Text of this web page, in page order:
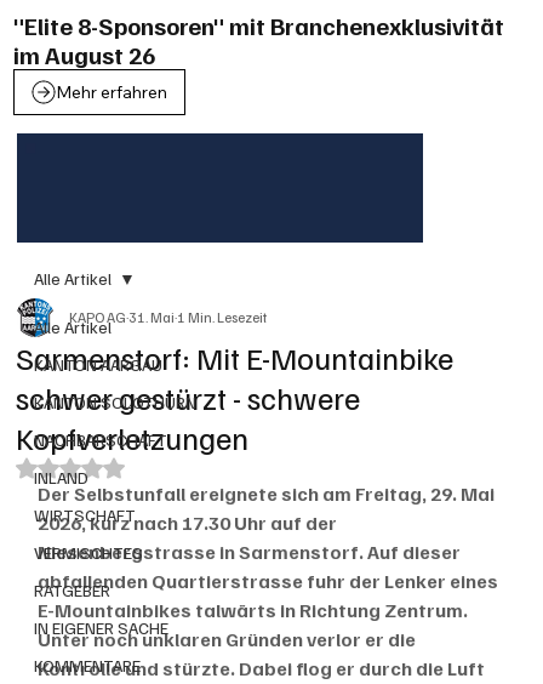
"Elite 8-Sponsoren" mit Branchenexklusivität
im August 26
Mehr erfahren
Alle Artikel
KANTON AARGAU
KANTON SOLOTHURN
NACHBARSCHAFT
INLAND
WIRTSCHAFT
VERMISCHTES
RATGEBER
IN EIGENER SACHE
KOMMENTARE
Alle Artikel
Sarmenstorf: Mit E-Mountainbike
schwer gestürzt - schwere
Kopfverletzungen
KAPO AG31. Mai1 Min. Lesezeit
Mit NaN von 5 Sternen bewertet.
Der Selbstunfall ereignete sich am Freitag, 29. Mai
2026, kurz nach 17.30 Uhr auf der
Niesenbergstrasse in Sarmenstorf. Auf dieser
abfallenden Quartierstrasse fuhr der Lenker eines
E-Mountainbikes talwärts in Richtung Zentrum.
Unter noch unklaren Gründen verlor er die
Kontrolle und stürzte. Dabei flog er durch die Luft